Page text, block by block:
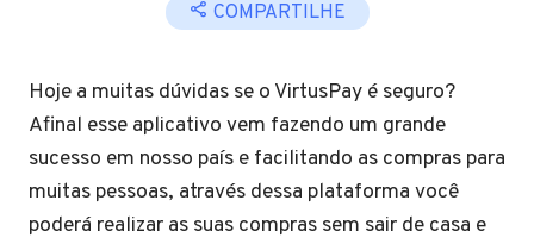
COMPARTILHE
Hoje a muitas dúvidas se o VirtusPay é seguro?
Afinal esse aplicativo vem fazendo um grande
sucesso em nosso país e facilitando as compras para
muitas pessoas, através dessa plataforma você
poderá realizar as suas compras sem sair de casa e